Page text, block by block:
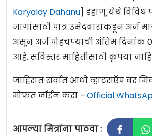
Karyalay Dahanu] डहाणू येथे विविध
जागांसाठी पात्र उमेदवारांकडून अर्ज
असून अर्ज पोहचण्याची अंतिम दिनांक
आहे. सविस्तर माहितीसाठी कृपया
जाहिरात सर्वात आधी व्हाटसऍप वर
मोफत जॉईन करा - Official
आपल्या मित्रांना पाठवा :